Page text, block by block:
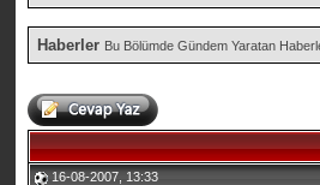
Haberler Bu Bölümde Gündem Yaratan
16-08-2007, 13:33